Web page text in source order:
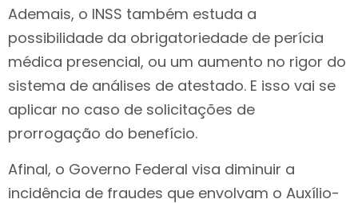
Ademais, o INSS também estuda a
possibilidade da obrigatoriedade de perícia
médica presencial, ou um aumento no rigor do
sistema de análises de atestado. E isso vai se
aplicar no caso de solicitações de
prorrogação do benefício.
Afinal, o Governo Federal visa diminuir a
incidência de fraudes que envolvam o Auxílio-